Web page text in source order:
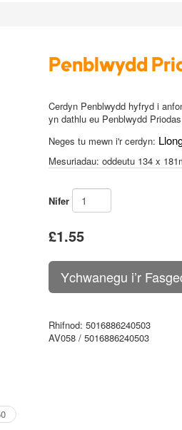
Penblwydd
Cerdyn Penblwydd hyfryd i
yn dathlu eu Penblwydd
Neges tu mewn i'r cerdyn:
Mesuriadau: oddeutu 134 x
Nifer
£1.55
Rhifnod: 5016886240503
AV058 / 5016886240503